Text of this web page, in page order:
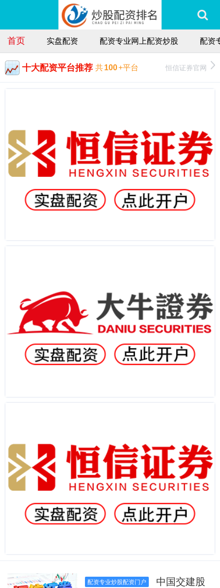
首页 实盘配资 配资专业网上配资炒股 配资
十大配资平台推荐 共100+平台 恒信证券官网
配资专业炒股配资门户